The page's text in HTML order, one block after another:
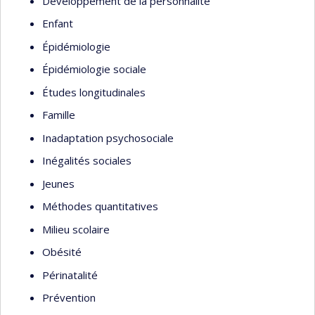
Enfant
Épidémiologie
Épidémiologie sociale
Études longitudinales
Famille
Inadaptation psychosociale
Inégalités sociales
Jeunes
Méthodes quantitatives
Milieu scolaire
Obésité
Périnatalité
Prévention